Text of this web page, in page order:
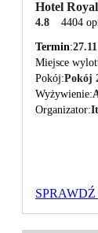
Hotel
4.8 4404
Termin
Miejsce
Pokój Pokój
Wyżywienie
Organizator